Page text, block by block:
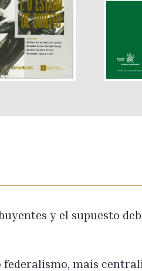
y el supuesto
federalismo, mais